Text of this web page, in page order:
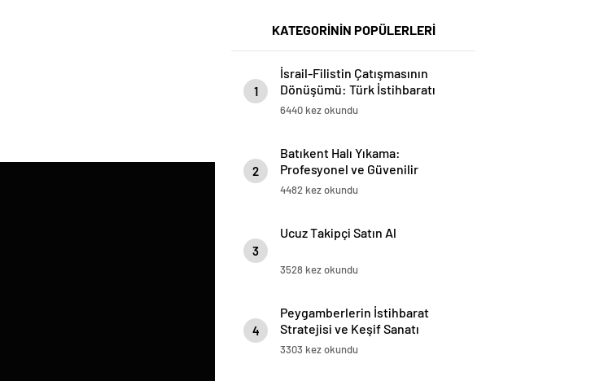
KATEGORİNİN POPÜLERLERİ
1
İsrail-Filistin Çatışmasının
Dönüşümü: Türk İstihbaratı
Lebensraum Planını Nasıl
6440 kez okundu
2
Batıkent Halı Yıkama:
Profesyonel ve Güvenilir
Hizmetler
4482 kez okundu
3
Ucuz Takipçi Satın Al
3528 kez okundu
4
Peygamberlerin İstihbarat
Stratejisi ve Keşif Sanatı
3303 kez okundu